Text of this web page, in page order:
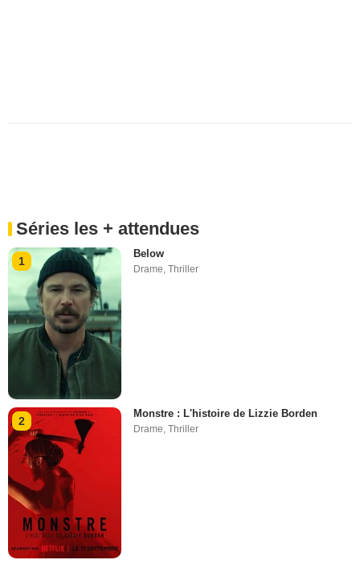
Séries les + attendues
1
Below
Drame,Thriller
2
Monstre : L'histoire de Lizzie Borden
Drame ,Thriller